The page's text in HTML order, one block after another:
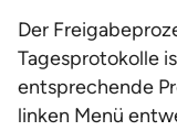
Der
Tagesprotokolle
entsprechende
linken Menü